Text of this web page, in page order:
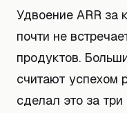
Удвоение ARR за
почти не
продуктов.
считают успехом
сделал это за